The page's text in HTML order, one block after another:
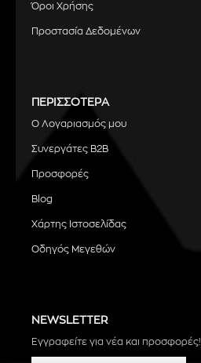
Όροι Χρήσης
Προστασία Δεδομένων
ΠΕΡΙΣΣΟΤΕΡΑ
Ο Λογαριασμός μου
Συνεργάτες B2B
Προσφορές
Blog
Χάρτης Ιστοσελίδας
Οδηγός Μεγεθών
NEWSLETTER
Εγγραφείτε για νέα και προσφορές!